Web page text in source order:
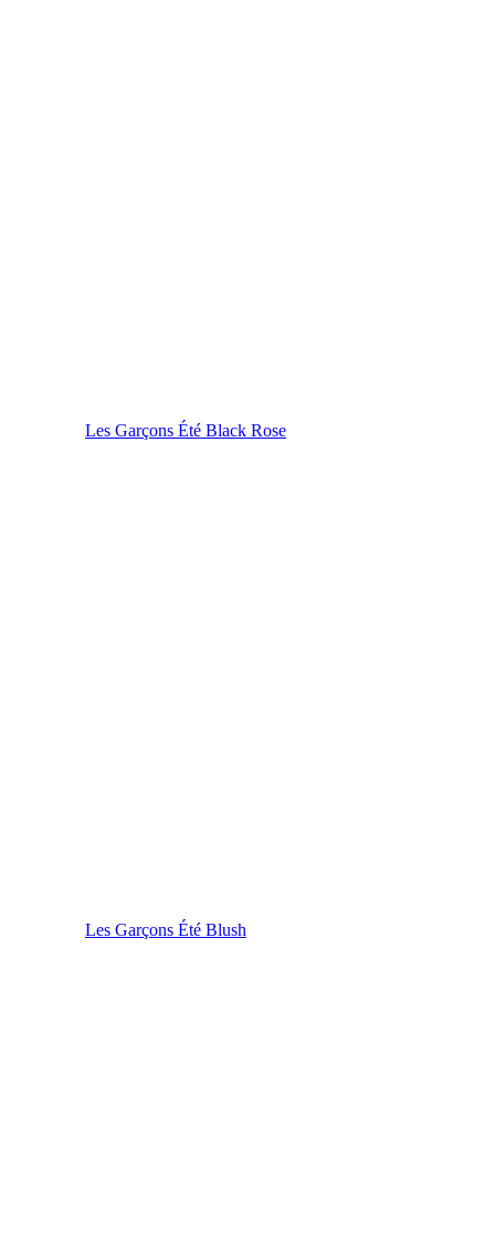
Les Garçons Été Black Rose
Les Garçons Été Blush